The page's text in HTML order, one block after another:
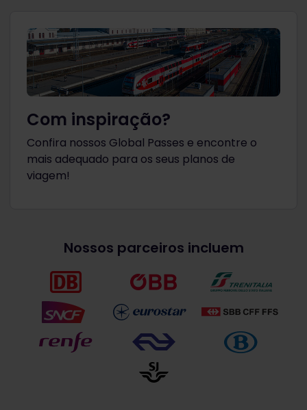
Com inspiração?
Confira nossos Global Passes e encontre o
mais adequado para os seus planos de
viagem!
Nossos parceiros incluem